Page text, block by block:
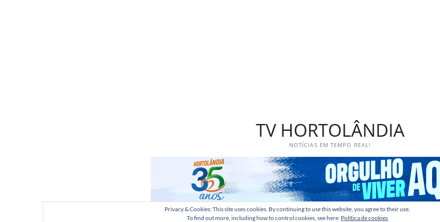
TV HORTOLÂNDIA
NOTÍCIAS EM TEMPO REAL!
Privacy & Cookies: This site uses cookies. By continuing to use this website, you agree to their use.
To find out more, including how to control cookies, see here: Política de cookies